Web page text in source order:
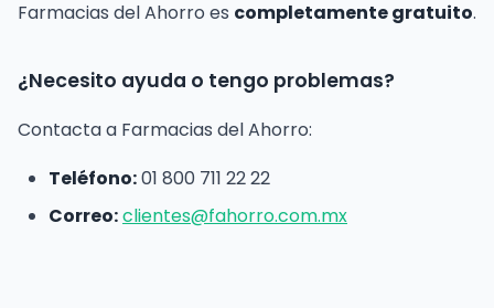
Farmacias del Ahorro es completamente gratuito.
¿Necesito ayuda o tengo problemas?
Contacta a Farmacias del Ahorro:
Teléfono:01 800 711 22 22
Correo:clientes@fahorro.com.mx